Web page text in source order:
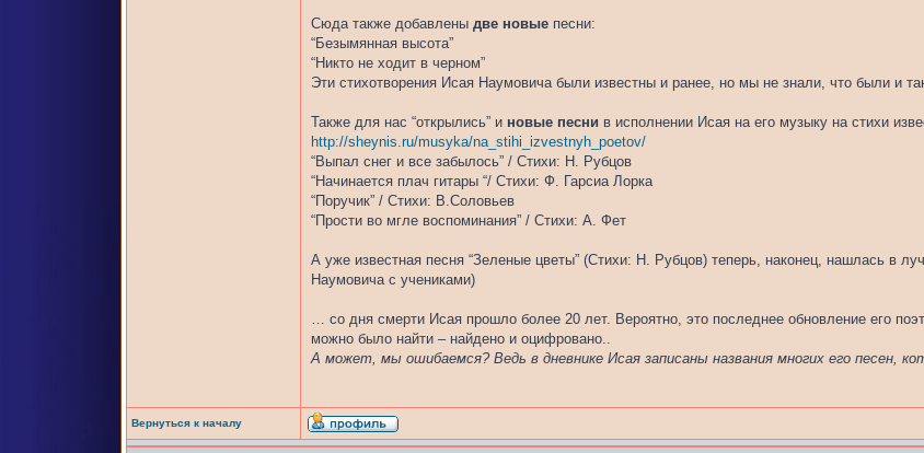
Сюда также добавлены две новые песни:
“Безымянная высота”
“Никто не ходит в черном”
Эти стихотворения Исая Наумовича были известны и ранее, но мы не знали, что были и
Также для нас “открылись” и новые песни в исполнении Исая на его музыку на стихи
http://sheynis.ru/musyka/na_stihi_izvestnyh_poetov/
“Выпал снег и все забылось” / Стихи: Н. Рубцов
“Начинается плач гитары “/ Стихи: Ф. Гарсиа Лорка
“Поручик” / Стихи: В.Соловьев
“Прости во мгле воспоминания” / Стихи: А. Фет
А уже известная песня “Зеленые цветы” (Стихи: Н. Рубцов) теперь, наконец, нашлась в
Наумовича с учениками)
… со дня смерти Исая прошло более 20 лет. Вероятно, это последнее обновление его
можно было найти – найдено и оцифровано..
А может, мы ошибаемся? Ведь в дневнике Исая записаны названия многих его песен,
Вернуться к началу